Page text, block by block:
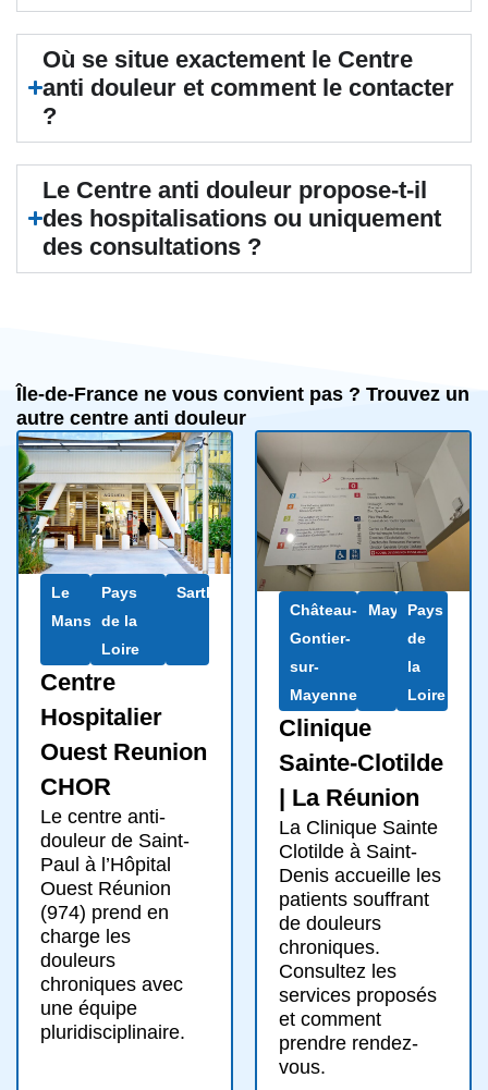
Où se situe exactement le Centre
anti douleur et comment le contacter
?
Le Centre anti douleur propose-t-il
des hospitalisations ou uniquement
des consultations ?
Île-de-France ne vous convient pas ? Trouvez un
autre centre anti douleur
Le
Mans
Pays
de la
Loire
Sarthe
Centre
Hospitalier
Ouest Reunion
CHOR
Le centre anti-
douleur de Saint-
Paul à l’Hôpital
Ouest Réunion
(974) prend en
charge les
douleurs
chroniques avec
une équipe
pluridisciplinaire.
Château-
Gontier-
sur-
Mayenne
Mayenne
Pays
de
la
Loire
Clinique
Sainte-Clotilde
| La Réunion
La Clinique Sainte
Clotilde à Saint-
Denis accueille les
patients souffrant
de douleurs
chroniques.
Consultez les
services proposés
et comment
prendre rendez-
vous.